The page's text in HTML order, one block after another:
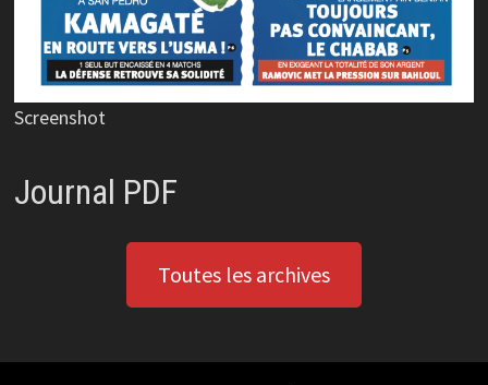
Screenshot
Journal PDF
Toutes les archives